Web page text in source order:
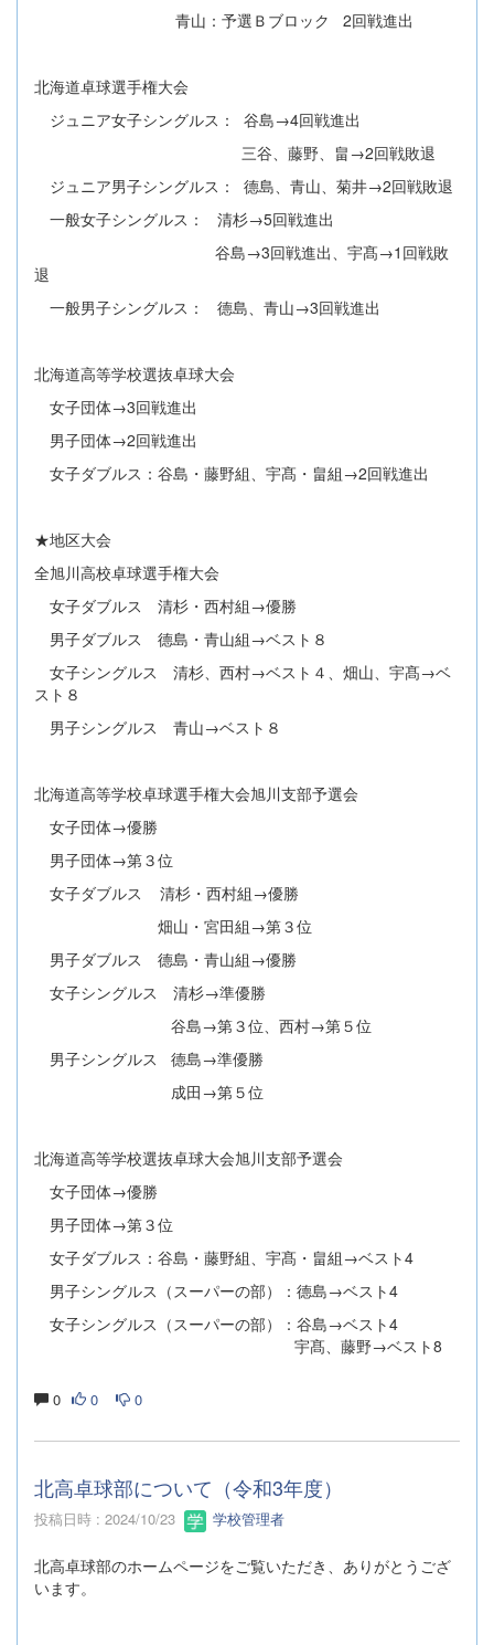
青山：予選Ｂブロック 2回戦進出
北海道卓球選手権大会
ジュニア女子シングルス： 谷島→4回戦進出
三谷、藤野、畠→2回戦敗退
ジュニア男子シングルス： 德島、青山、菊井→2回戦敗退
一般女子シングルス： 清杉→5回戦進出
谷島→3回戦進出、宇髙→1回戦敗
退
一般男子シングルス： 德島、青山→3回戦進出
北海道高等学校選抜卓球大会
女子団体→3回戦進出
男子団体→2回戦進出
女子ダブルス：谷島・藤野組、宇髙・畠組→2回戦進出
★地区大会
全旭川高校卓球選手権大会
女子ダブルス 清杉・西村組→優勝
男子ダブルス 德島・青山組→ベスト８
女子シングルス 清杉、西村→ベスト４、畑山、宇髙→ベ
スト８
男子シングルス 青山→ベスト８
北海道高等学校卓球選手権大会旭川支部予選会
女子団体→優勝
男子団体→第３位
女子ダブルス 清杉・西村組→優勝
畑山・宮田組→第３位
男子ダブルス 德島・青山組→優勝
女子シングルス 清杉→準優勝
谷島→第３位、西村→第５位
男子シングルス 德島→準優勝
成田→第５位
北海道高等学校選抜卓球大会旭川支部予選会
女子団体→優勝
男子団体→第３位
女子ダブルス：谷島・藤野組、宇髙・畠組→ベスト4
男子シングルス（スーパーの部）：德島→ベスト4
女子シングルス（スーパーの部）：谷島→ベスト4
宇髙、藤野→ベスト8
0 0 0
北高卓球部について（令和3年度）
投稿日時 : 2024/10/23 学校管理者
北高卓球部のホームページをご覧いただき、ありがとうござ
います。